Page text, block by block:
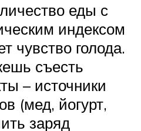
еды с
индексом
чувство голода.
съесть
– источники
(мед, йогурт,
заряд